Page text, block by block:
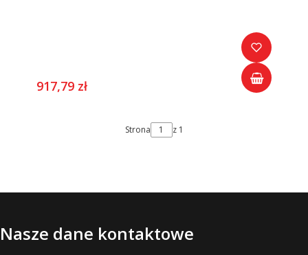
917,79 zł
Strona z 1
Nasze dane kontaktowe